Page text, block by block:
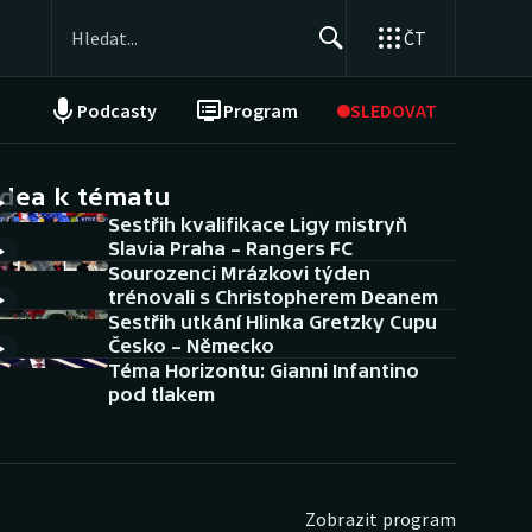
ČT
Podcasty Program SLEDOVAT
NEPŘEHLÉDNĚTE
Historické návraty
Aplikace ČT sport
AZ kvíz
k tématu
Sestřih kvalifikace Ligy mistryň
Slavia Praha – Rangers FC
Sourozenci Mrázkovi týden
trénovali s Christopherem Deanem
Sestřih utkání Hlinka Gretzky Cupu
Česko – Německo
Téma Horizontu: Gianni Infantino
pod tlakem
Zobrazit program